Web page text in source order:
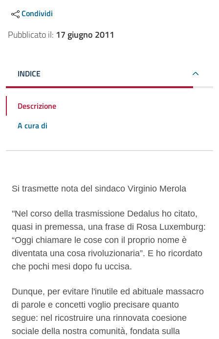
Condividi
Pubblicato il: 17 giugno 2011
INDICE
Descrizione
A cura di
Descrizione
Si trasmette nota del sindaco Virginio Merola
"Nel corso della trasmissione Dedalus ho citato,
quasi in premessa, una frase di Rosa Luxemburg:
“Oggi chiamare le cose con il proprio nome è
diventata una cosa rivoluzionaria”. E ho ricordato
che pochi mesi dopo fu uccisa.
Dunque, per evitare l'inutile ed abituale massacro
di parole e concetti voglio precisare quanto
segue: nel ricostruire una rinnovata coesione
sociale della nostra comunità, fondata sulla